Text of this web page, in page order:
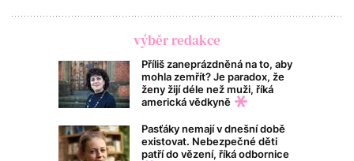
výběr redakce
Příliš zaneprázdněná na to, aby
mohla zemřít? Je paradox, že
ženy žijí déle než muži, říká
americká vědkyně
Pasťáky nemají v dnešní době
existovat. Nebezpečné děti
patří do vězení, říká odbornice